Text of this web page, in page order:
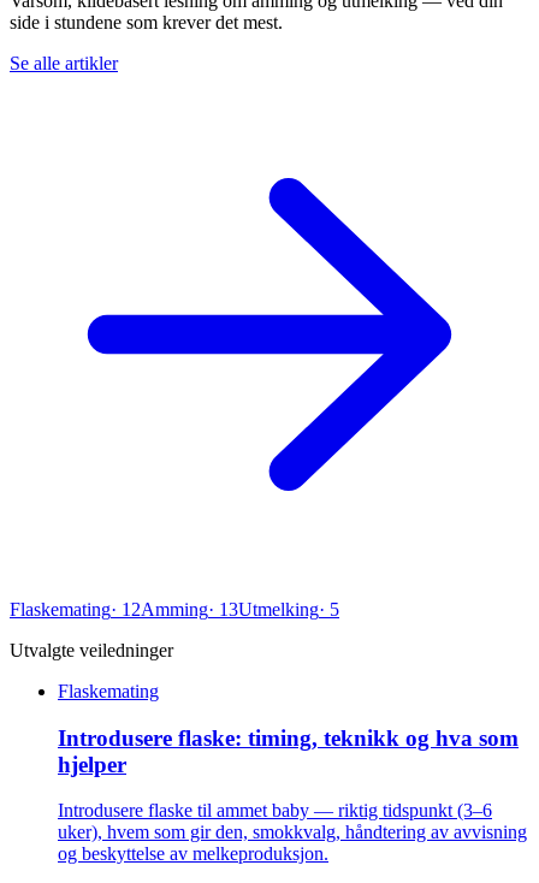
side i stundene som krever det mest.
Se alle artikler
Flaskemating· 12Amming· 13Utmelking· 5
Utvalgte veiledninger
Flaskemating
Introdusere flaske: timing, teknikk og hva som
hjelper
Introdusere flaske til ammet baby — riktig tidspunkt (3–6
uker), hvem som gir den, smokkvalg, håndtering av avvisning
og beskyttelse av melkeproduksjon.